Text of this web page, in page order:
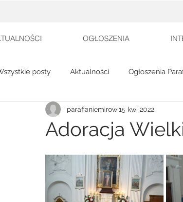
OGŁOSZENIA
posty Aktualności Ogłoszenia
Adoracja
parafianiemirow15 kwi 2022